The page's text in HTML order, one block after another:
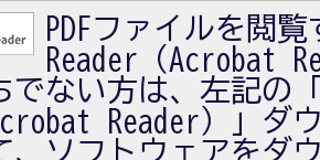
PDFファイルを閲
Reader（Acrobat
でない方は、左記の
Reader）」ダ
、ソフトウェアをダ